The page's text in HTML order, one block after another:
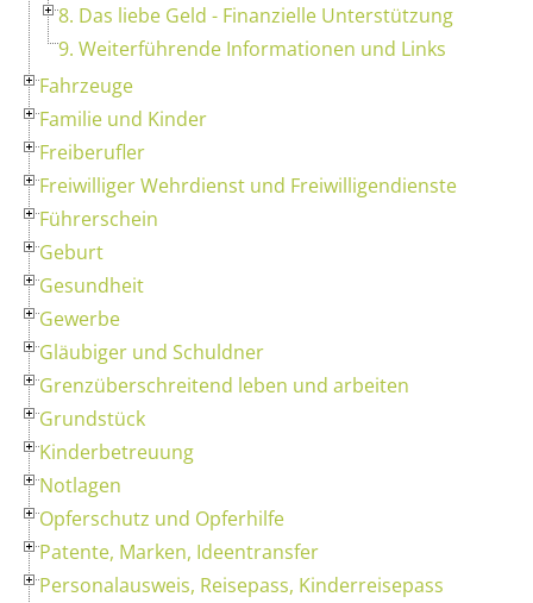
8. Das liebe Geld - Finanzielle Unterstützung
9. Weiterführende Informationen und Links
Fahrzeuge
Familie und Kinder
Freiberufler
Freiwilliger Wehrdienst und Freiwilligendienste
Führerschein
Geburt
Gesundheit
Gewerbe
Gläubiger und Schuldner
Grenzüberschreitend leben und arbeiten
Grundstück
Kinderbetreuung
Notlagen
Opferschutz und Opferhilfe
Patente, Marken, Ideentransfer
Personalausweis, Reisepass, Kinderreisepass